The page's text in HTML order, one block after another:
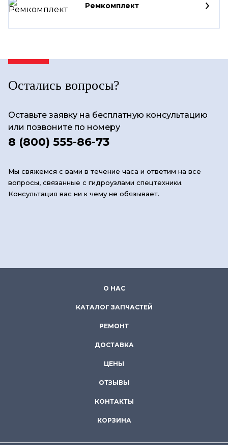
Ремкомплект
Остались вопросы?
Оставьте заявку на бесплатную консультацию
или позвоните по номеру
8 (800) 555-86-73
Мы свяжемся с вами в течение часа и ответим на все
вопросы, связанные с гидроузлами спецтехники.
Консультация вас ни к чему не обязывает.
О НАС
КАТАЛОГ ЗАПЧАСТЕЙ
РЕМОНТ
ДОСТАВКА
ЦЕНЫ
ОТЗЫВЫ
КОНТАКТЫ
КОРЗИНА